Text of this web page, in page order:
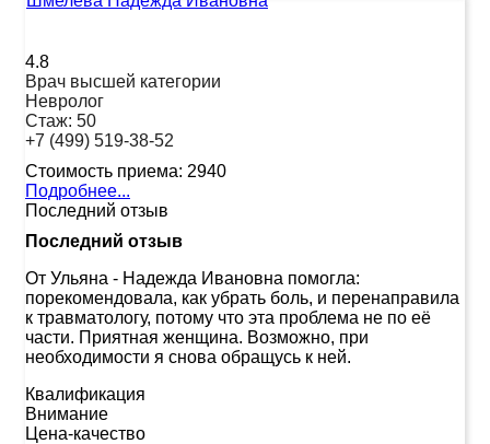
4.8
Врач высшей категории
Невролог
Стаж: 50
+7 (499) 519-38-52
Стоимость приема: 2940
Подробнее...
Последний отзыв
Последний отзыв
От Ульяна - Надежда Ивановна помогла:
порекомендовала, как убрать боль, и перенаправила
к травматологу, потому что эта проблема не по её
части. Приятная женщина. Возможно, при
необходимости я снова обращусь к ней.
Квалификация
Внимание
Цена-качество